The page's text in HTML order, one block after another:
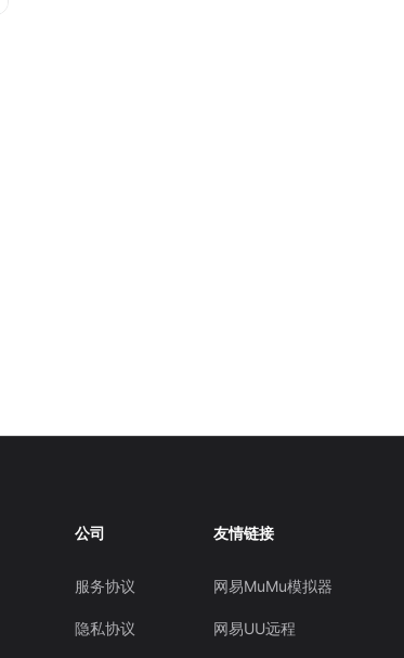
公司
服务协议
隐私协议
友情链接
网易MuMu模拟器
网易UU远程